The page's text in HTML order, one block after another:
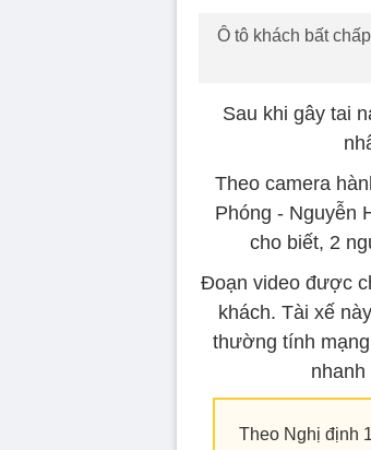
Ô tô khách bất
Sau khi gây tai
Theo camera
Phóng - Nguyễn
cho biết, 2
Đoạn video được
khách. Tài xế
thường tính
Theo Nghị định